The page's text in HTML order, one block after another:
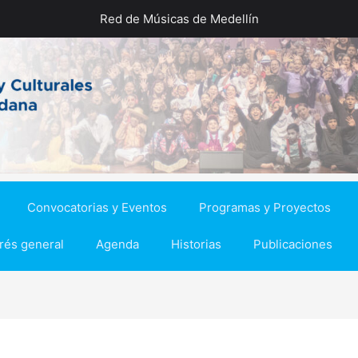
Red de Músicas de Medellín
Convocatorias y Eventos Programas y Proyectos
general Agenda Historias Publicaciones